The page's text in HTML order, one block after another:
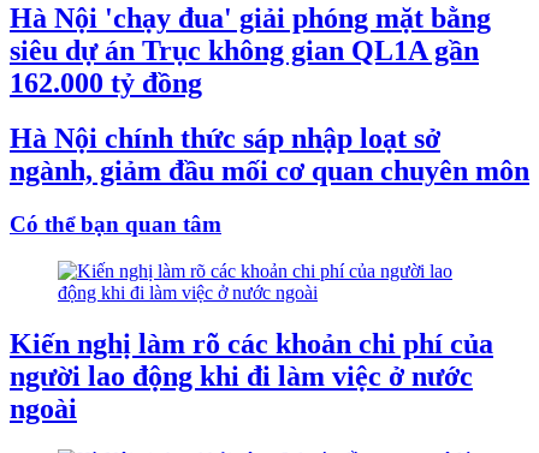
Hà Nội 'chạy đua' giải phóng mặt bằng
siêu dự án Trục không gian QL1A gần
162.000 tỷ đồng
Hà Nội chính thức sáp nhập loạt sở
ngành, giảm đầu mối cơ quan chuyên môn
Có thể bạn quan tâm
Kiến nghị làm rõ các khoản chi phí của
người lao động khi đi làm việc ở nước
ngoài